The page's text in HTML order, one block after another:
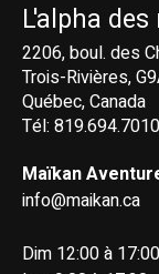
L'alpha
2206, boul. des
Trois-Rivières,
Québec, Canada
Tél: 819.694.7010
Maïkan
info@maikan.ca
Dim 12:00 à 17:00